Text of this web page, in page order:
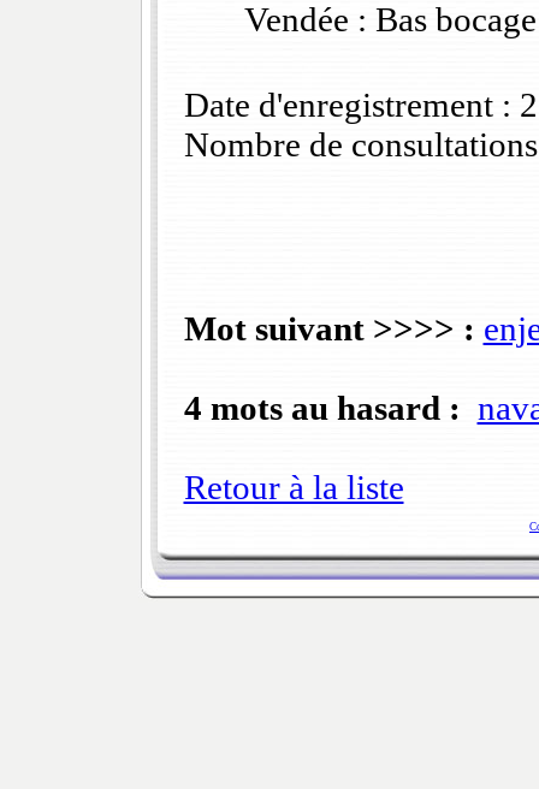
Vendée : Bas
Date d'enregistrement :
Nombre de
Mot suivant >>>> :
4 mots au hasard :
Retour à la liste